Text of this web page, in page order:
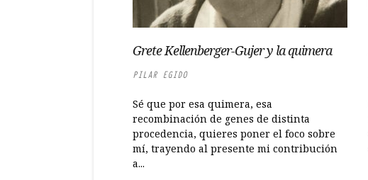
Grete Kellenberger-Gujer y la quimera
PILAR EGIDO
Sé que por esa quimera, esa
recombinación de genes de distinta
procedencia, quieres poner el foco sobre
mí, trayendo al presente mi contribución
a...